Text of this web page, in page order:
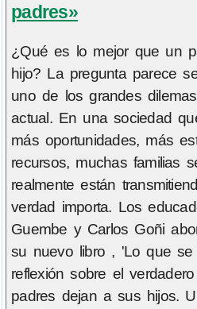
padres»
¿Qué es lo mejor que un
hijo? La pregunta parece
uno de los grandes
actual. En una sociedad
más oportunidades, más
recursos, muchas familias
realmente están
verdad importa. Los
Guembe y Carlos Goñi
su nuevo libro , 'Lo que
reflexión sobre el
padres dejan a sus hijos.